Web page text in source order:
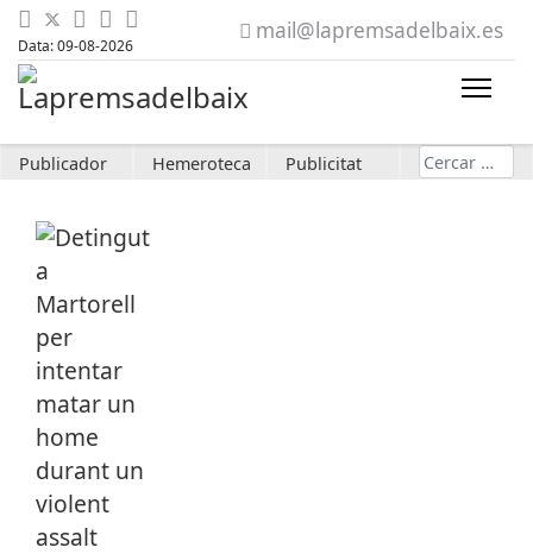
Data: 09-08-2026
mail@lapremsadelbaix.es
Publicador Hemeroteca Publicitat Cerca